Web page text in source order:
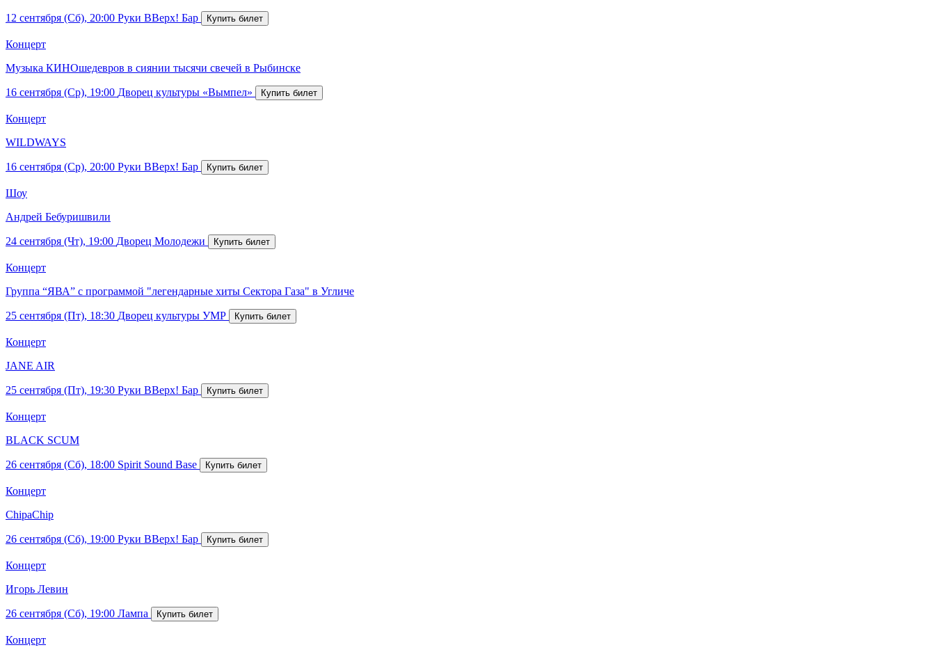
12 сентября (Сб), 20:00 Руки ВВерх! Бар
Концерт
Музыка КИНОшедевров в сиянии тысячи свечей в Рыбинске
16 сентября (Ср), 19:00 Дворец культуры «Вымпел»
Концерт
WILDWAYS
16 сентября (Ср), 20:00 Руки ВВерх! Бар
Шоу
Андрей Бебуришвили
24 сентября (Чт), 19:00 Дворец Молодежи
Концерт
Группа “ЯВА” с программой "легендарные хиты Сектора Газа" в Угличе
25 сентября (Пт), 18:30 Дворец культуры УМР
Концерт
JANE AIR
25 сентября (Пт), 19:30 Руки ВВерх! Бар
Концерт
BLACK SCUM
26 сентября (Сб), 18:00 Spirit Sound Base
Концерт
ChipaChip
26 сентября (Сб), 19:00 Руки ВВерх! Бар
Концерт
Игорь Левин
26 сентября (Сб), 19:00 Лампа
Концерт